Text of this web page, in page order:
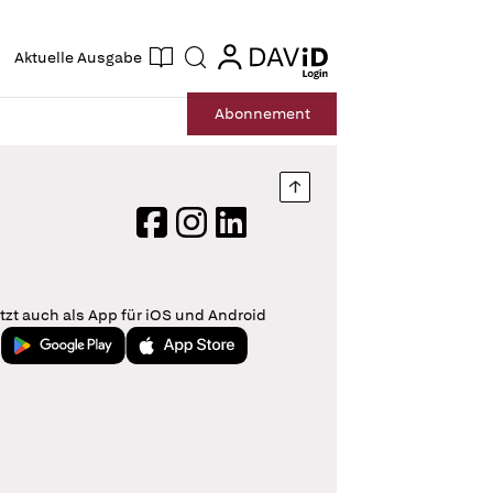
Aktuelle Ausgabe Suche login
login
Abonnement
Nach oben springen
FacebookInstagram
LinkedIn
auch als App für iOS und Android
Jetzt bei Google PlayLaden im App Store